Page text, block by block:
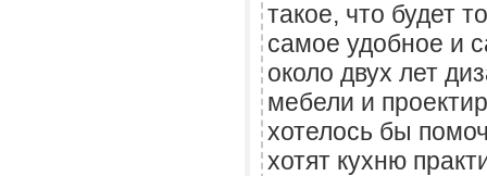
такое, что будет
самое удобное и
около двух лет
мебели и
хотелось бы
хотят кухню